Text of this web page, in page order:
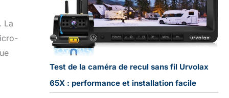
La
Test de la caméra de recul sans fil Urvolax
65X : performance et installation facile